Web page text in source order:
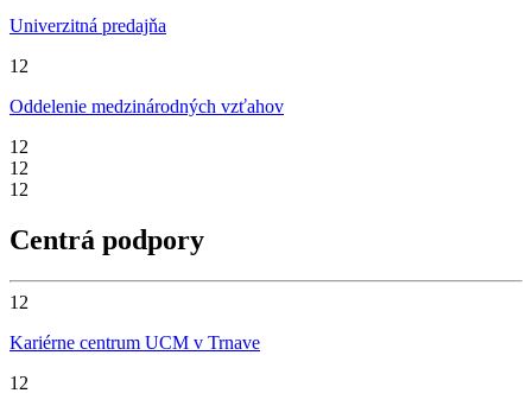
Univerzitná predajňa
12
Oddelenie medzinárodných vzťahov
12
12
12
Centrá podpory
12
Kariérne centrum UCM v Trnave
12